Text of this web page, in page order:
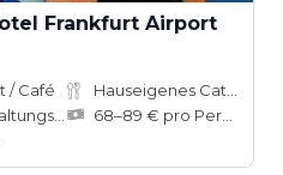
Frankfurt Airport
/ Café